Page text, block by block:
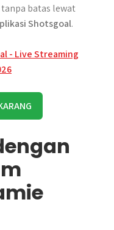
batas lewat
Shotsgoal.